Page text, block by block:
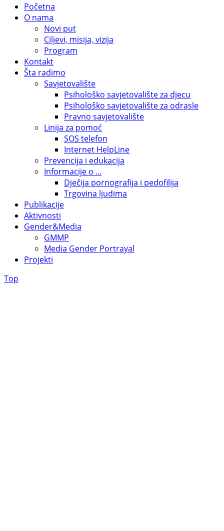
Početna
O nama
Novi put
Ciljevi, misija, vizija
Program
Kontakt
Šta radimo
Savjetovalište
Psihološko savjetovalište za djecu
Psihološko savjetovalište za odrasle
Pravno savjetovalište
Linija za pomoć
SOS telefon
Internet HelpLine
Prevencija i edukacija
Informacije o ...
Dječija pornografija i pedofilija
Trgovina ljudima
Publikacije
Aktivnosti
Gender&Media
GMMP
Media Gender Portrayal
Projekti
Top